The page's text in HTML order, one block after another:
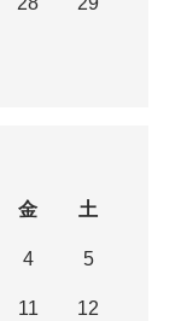
金 土
4 5
11 12